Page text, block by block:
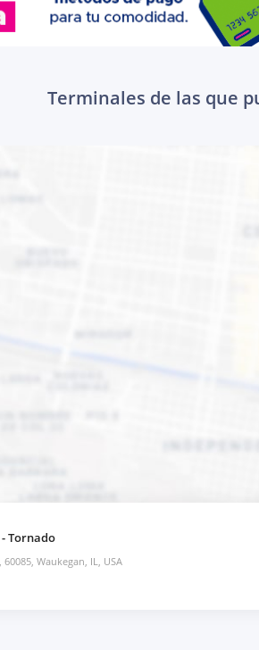
Terminales de las que
- Tornado
Waukegan, IL, USA